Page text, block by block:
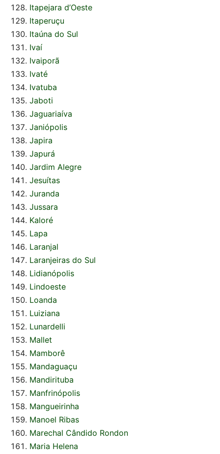
Itapejara d’Oeste
Itaperuçu
Itaúna do Sul
Ivaí
Ivaiporã
Ivaté
Ivatuba
Jaboti
Jaguariaíva
Janiópolis
Japira
Japurá
Jardim Alegre
Jesuítas
Juranda
Jussara
Kaloré
Lapa
Laranjal
Laranjeiras do Sul
Lidianópolis
Lindoeste
Loanda
Luiziana
Lunardelli
Mallet
Mamborê
Mandaguaçu
Mandirituba
Manfrinópolis
Mangueirinha
Manoel Ribas
Marechal Cândido Rondon
Maria Helena